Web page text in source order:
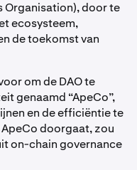
Organisation), door te
ecosysteem,
de toekomst van
om de DAO te
genaamd “ApeCo”,
en de efficiëntie te
doorgaat, zou
on-chain governance